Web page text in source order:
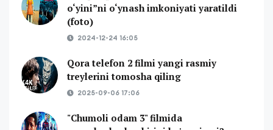
o‘yini”ni o‘ynash imkoniyati yaratildi
(foto)
2024-12-24 16:05
Qora telefon 2 filmi yangi rasmiy
treylerini tomosha qiling
2025-09-06 17:06
"Chumoli odam 3" filmida